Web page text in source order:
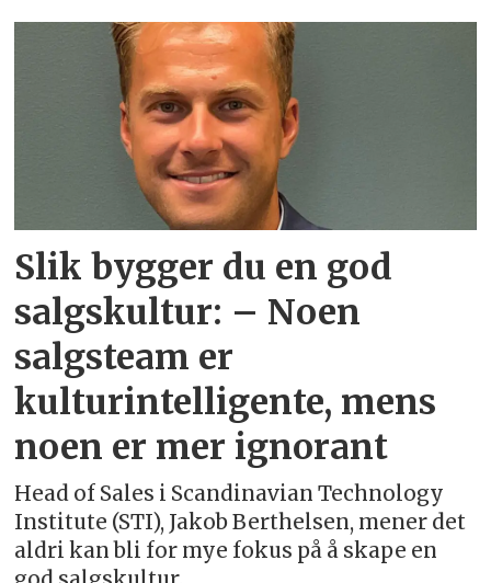
Emne:
2801222
Slik bygger du en god
salgskultur: – Noen
salgsteam er
kulturintelligente, mens
noen er mer ignorant
Head of Sales i Scandinavian Technology
Institute (STI), Jakob Berthelsen, mener det
aldri kan bli for mye fokus på å skape en